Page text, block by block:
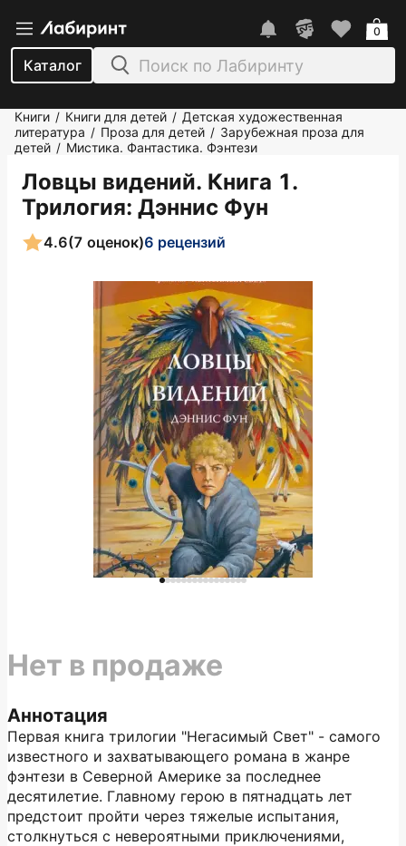
Каталог
0
Книги / Книги для детей / Детская художественная
литература / Проза для детей / Зарубежная проза для
детей / Мистика. Фантастика. Фэнтези
Ловцы видений. Книга 1.
Трилогия: Дэннис Фун
4.6(7 оценок)6 рецензий
Аннотация
Первая книга трилогии "Негасимый Свет" - самого
известного и захватывающего романа в жанре
фэнтези в Северной Америке за последнее
десятилетие. Главному герою в пятнадцать лет
предстоит пройти через тяжелые испытания,
столкнуться с невероятными приключениями,
Нет в продаже